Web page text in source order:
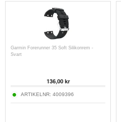
Garmin Forerunner 35 Soft Silikonrem -
Svart
136,00kr
ARTIKELNR: 4009396